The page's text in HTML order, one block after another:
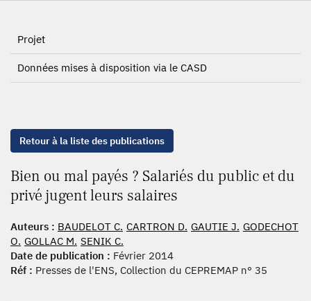
Projet
Données mises à disposition via le CASD
Retour à la liste des publications
Bien ou mal payés ? Salariés du public et du
privé jugent leurs salaires
Auteurs : BAUDELOT C. CARTRON D. GAUTIE J. GODECHOT
O. GOLLAC M. SENIK C.
Date de publication : Février 2014
Réf : Presses de l'ENS, Collection du CEPREMAP n° 35